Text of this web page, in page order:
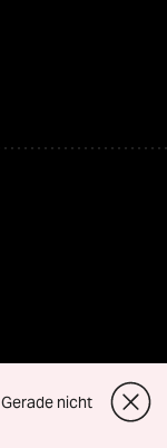
Gerade nicht